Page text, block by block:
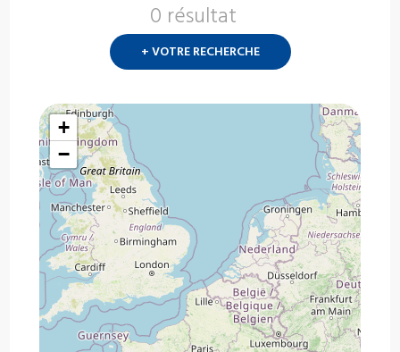
0 résultat
+ VOTRE RECHERCHE
+
−